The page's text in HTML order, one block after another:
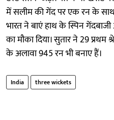
में सलीम की गेंद पर एक रन के
भारत ने बाएं हाथ के स्पिन
का मौका दिया। सुतार ने 29
के अलावा 945 रन भी बनाए हैं।
India three wickets